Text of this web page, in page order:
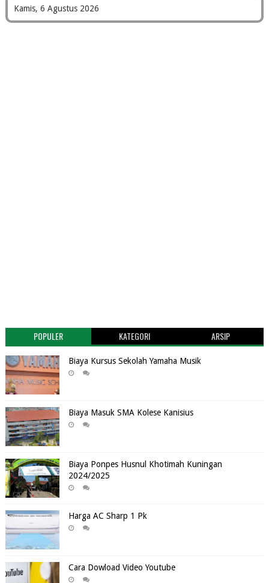
Kamis, 6 Agustus 2026
POPULER KATEGORI ARSIP
Biaya Kursus Sekolah Yamaha Musik
Biaya Masuk SMA Kolese Kanisius
Biaya Ponpes Husnul Khotimah Kuningan
2024/2025
Harga AC Sharp 1 Pk
Cara Dowload Video Youtube